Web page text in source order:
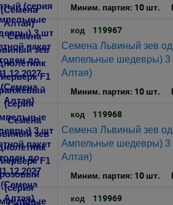
Миним. партия: 10 шт.
код 119967
Семена Львиный зев
Ампельные шедевры) 3
Алтая)
Миним. партия: 10 шт.
код 119968
Семена Львиный зев
Ампельные шедевры) 3
Алтая)
Миним. партия: 10 шт.
код 119969